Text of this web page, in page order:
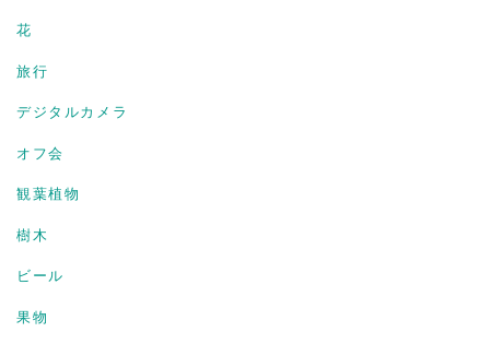
花
旅行
デジタルカメラ
オフ会
観葉植物
樹木
ビール
果物